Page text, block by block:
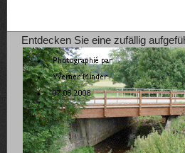
Entdecken Sie eine zufällig